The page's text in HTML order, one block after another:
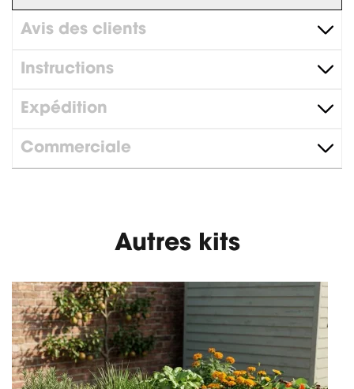
Avis des clients
Instructions
Expédition
Commerciale
Autres kits